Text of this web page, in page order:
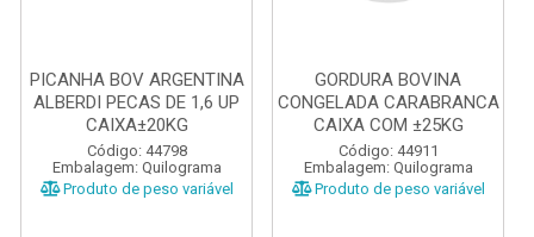
PICANHA BOV ARGENTINA
ALBERDI PECAS DE 1,6 UP
CAIXA±20KG
Código: 44798
Embalagem: Quilograma
Produto de peso variável
GORDURA BOVINA
CONGELADA CARABRANCA
CAIXA COM ±25KG
Código: 44911
Embalagem: Quilograma
Produto de peso variável